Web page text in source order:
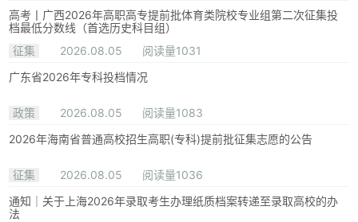
高考丨广西2026年高职高专提前批体育类院校专业组第二次征集投
档最低分数线（首选历史科目组）
征集
2026.08.05
阅读量1031
广东省2026年专科投档情况
政策 2026.08.05
阅读量1083
2026年海南省普通高校招生高职(专科)提前批征集志愿的公告
征集 2026.08.05
阅读量1036
通知｜关于上海2026年录取考生办理纸质档案转递至录取高校的办
法